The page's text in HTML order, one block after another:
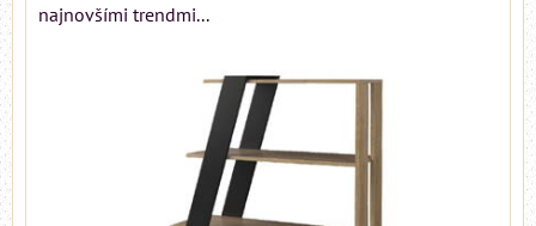
najnovšími trendmi...